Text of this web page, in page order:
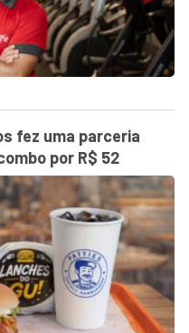
fez uma parceria
por R$ 52